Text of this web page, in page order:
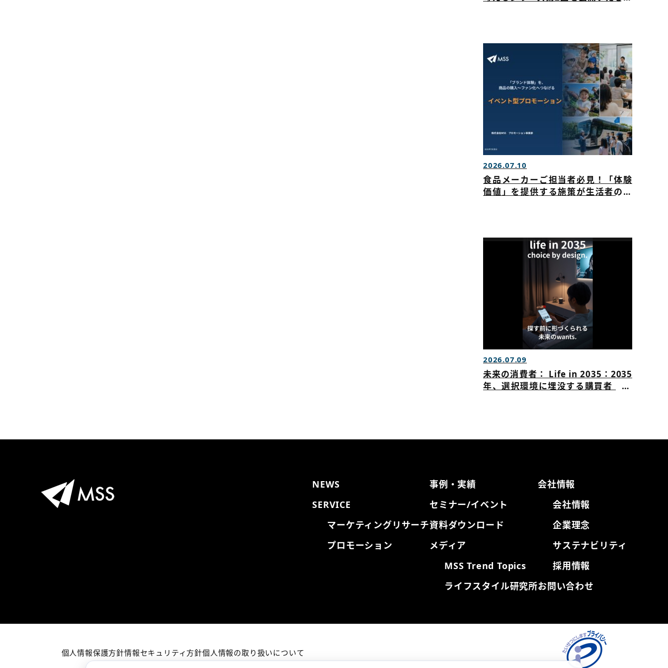
2026.07.10
食品メーカーご担当者必見！「体験
価値」を提供する施策が生活者の心
2026.07.09
未来の消費者： Life in 2035：2035
年、選択環境に埋没する購買者 AI
NEWS
SERVICE
マーケティングリサーチ
プロモーション
事例・実績
セミナー/イベント
資料ダウンロード
メディア
MSS Trend Topics
ライフスタイル研究所
会社情報
会社情報
企業理念
サステナビリティ
採用情報
お問い合わせ
個人情報保護方針情報セキュリティ方針個人情報の取り扱いについて